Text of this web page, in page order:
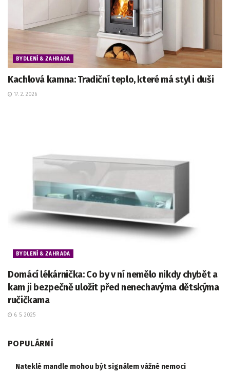
BYDLENÍ & ZAHRADA
Kachlová kamna: Tradiční teplo, které má styl i duši
17. 2. 2026
BYDLENÍ & ZAHRADA
Domácí lékárnička: Co by v ní nemělo nikdy chybět a
kam ji bezpečně uložit před nenechavýma dětskýma
ručičkama
6. 5. 2025
POPULÁRNÍ
Nateklé mandle mohou být signálem vážné nemoci